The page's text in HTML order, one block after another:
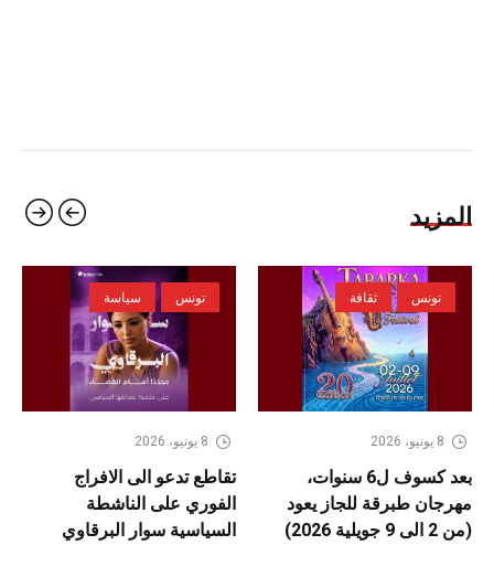
المزيد
تونس ثقافة
8 يونيو، 2026
بعد كسوف ل6 سنوات،
مهرجان طبرقة للجاز يعود
(من 2 الى 9 جويلية 2026)
تونس سياسة
8 يونيو، 2026
تقاطع تدعو الى الافراج
الفوري على الناشطة
السياسية سوار البرقاوي